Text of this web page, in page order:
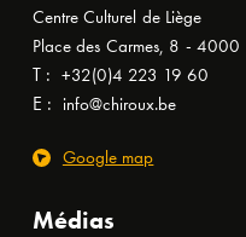
Centre Culturel de Liège
Place des Carmes, 8 - 4000
T : +32(0)4 223 19 60
E : info@chiroux.be
Google map
Médias